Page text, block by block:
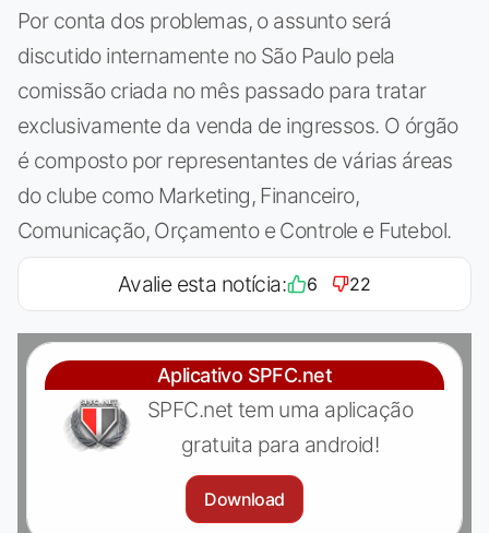
Por conta dos problemas, o assunto será
discutido internamente no São Paulo pela
comissão criada no mês passado para tratar
exclusivamente da venda de ingressos. O órgão
é composto por representantes de várias áreas
do clube como Marketing, Financeiro,
Comunicação, Orçamento e Controle e Futebol.
Avalie esta notícia: 6 22
Aplicativo SPFC.net
SPFC.net tem uma aplicação
gratuita para android!
Download